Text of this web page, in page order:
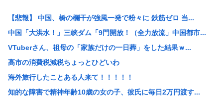
【悲報】 中国、橋の欄干が強風一発で粉々に 鉄筋ゼロ 当...
中国「大洪水！」三峡ダム「9門開放！（全力放流」中国都市...
VTuberさん、祖母の「家族だけの一日葬」をした結果ｗ...
高市の消費税減税ちょっとひどいわ
海外旅行したことある人来て！！！！！
知的な障害で精神年齢10歳の女の子、彼氏に毎日2万円渡す...